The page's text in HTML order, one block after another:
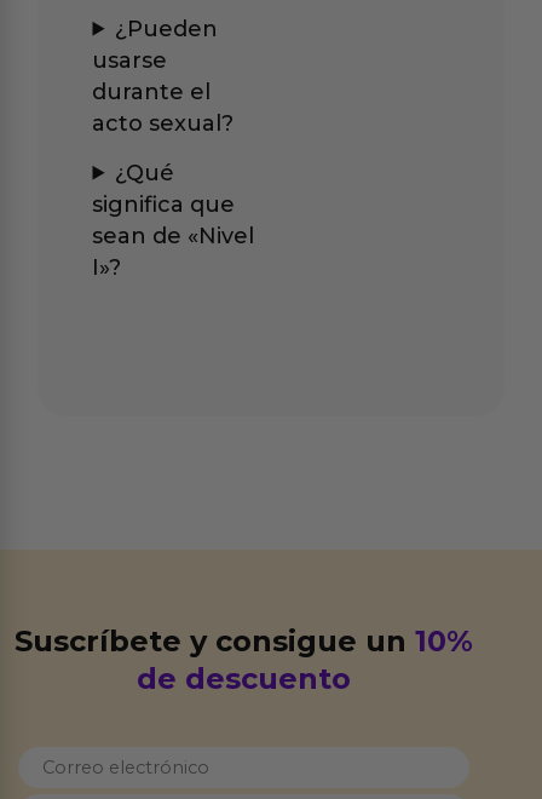
¿Pueden
usarse
durante el
acto sexual?
¿Qué
significa que
sean de «Nivel
I»?
Suscríbete y consigue un10%
de descuento